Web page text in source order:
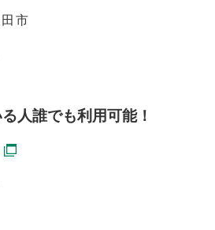
市
人誰でも利用可能！